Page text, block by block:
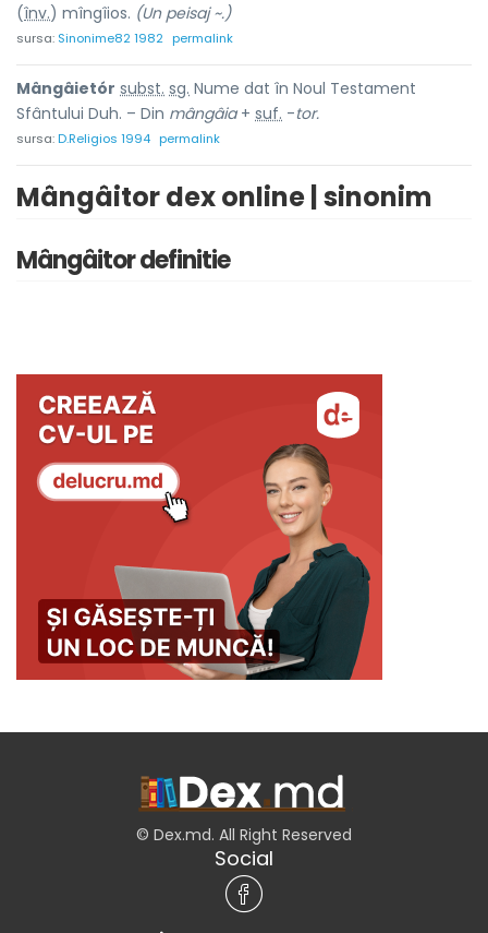
(înv.) mîngîios. (Un peisaj ~.)
sursa: Sinonime82 1982 permalink
Mângâietór subst. sg. Nume dat în Noul Testament
Sfântului Duh. – Din mângâia+ suf. -tor.
sursa:D.Religios 1994 permalink
Mângâitor dex online | sinonim
Mângâitor definitie
© Dex.md. All Right Reserved
Social